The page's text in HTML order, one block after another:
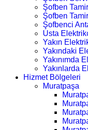
Şofben
Şofben
Şofbenci
Usta
Yakın
Yakındaki
Yakınımda
Yakınlarda
Hizmet Bölgeleri
Muratpaşa